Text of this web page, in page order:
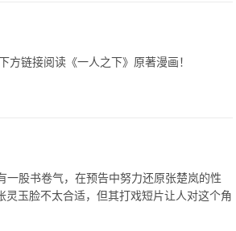
链接阅读《一人之下》原著漫画！
一股书卷气，在预告中努力还原张楚岚的性
玉脸不太合适，但其打戏短片让人对这个角